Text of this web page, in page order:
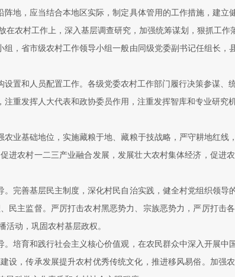
地，应当结合本地区实际，制定具体管用的工作措施，建立
农村工作上，深入基层调查研究，加强统筹谋划，狠抓工作
，省市级农村工作领导小组一般由同级党委副书记任组长，
置和人员配置工作。各级党委农村工作部门履行决策参谋、
重发挥人大代表和政协委员作用，注重发挥智库和专业研究
业基础地位，实施藏粮于地、藏粮于技战略，严守耕地红线
进农村一二三产业融合发展，发展壮大农村集体经济，促进
完善基层民主制度，深化村民自治实践，健全村党组织领导
民主监督。严厉打击农村黑恶势力、宗族恶势力，严厉打击
动，巩固农村基层政权。
培育和践行社会主义核心价值观，在农民群众中深入开展中
设，传承发展提升农村优秀传统文化，推进移风易俗。加强